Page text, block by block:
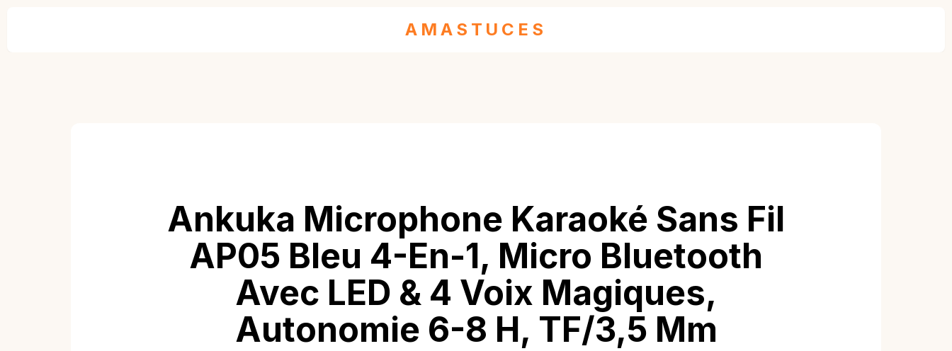
AMASTUCES
Ankuka Microphone Karaoké Sans Fil
AP05 Bleu 4-En-1, Micro Bluetooth
Avec LED & 4 Voix Magiques,
Autonomie 6-8 H, TF/3,5 Mm